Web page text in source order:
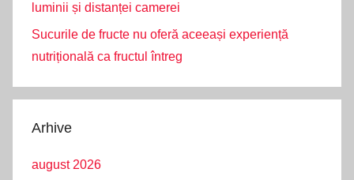
luminii și distanței camerei
Sucurile de fructe nu oferă aceeași experiență
nutrițională ca fructul întreg
Arhive
august 2026